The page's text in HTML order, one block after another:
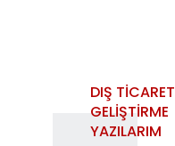
DIŞ TICARET
GELIŞTIRME
YAZILARIM